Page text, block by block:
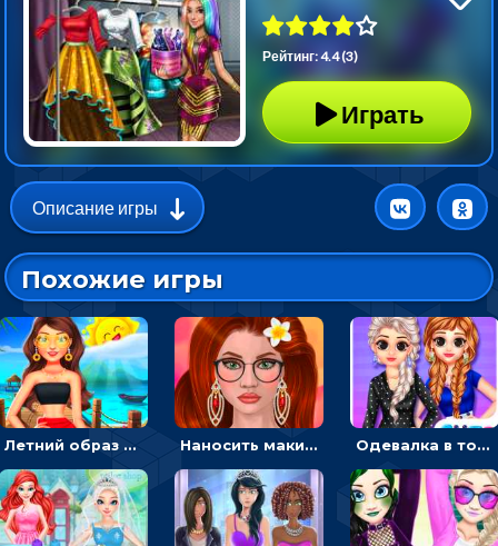
Рейтинг: 4.4 (3)
Играть
Описание игры
Похожие игры
Летний образ для подруг: переодевать девочек для прогулки Наносить макияж и делать прическу для корейской принцессы Одевалка в точку и полоску: создавать образы для принцесс и фотографировать